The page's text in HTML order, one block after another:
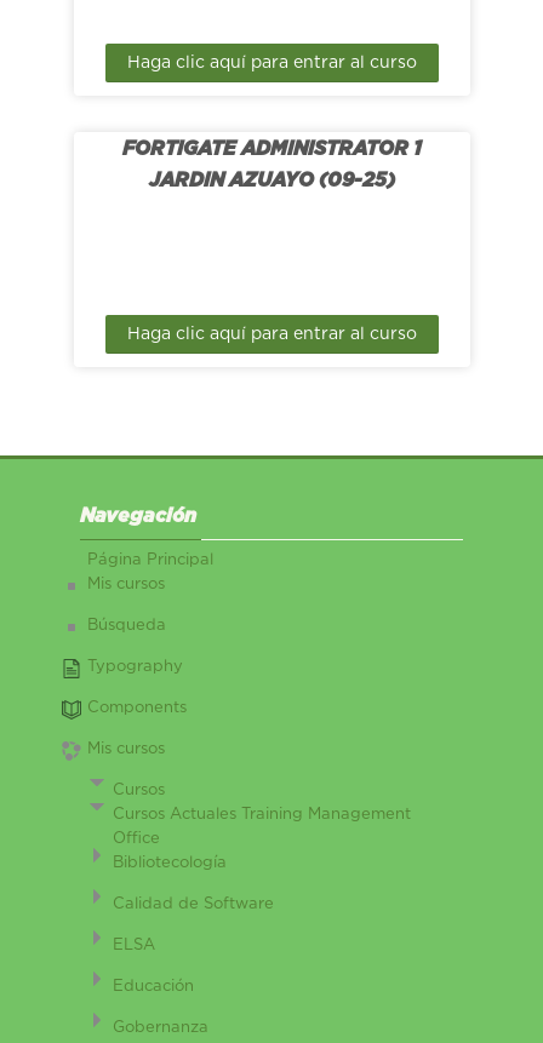
Haga clic aquí para entrar al curso
FORTIGATE ADMINISTRATOR 1
JARDIN AZUAYO (09-25)
Haga clic aquí para entrar al curso
Navegación
Página Principal
Mis cursos
Búsqueda
Typography
Components
Mis cursos
Cursos
Cursos Actuales Training Management
Office
Bibliotecología
Calidad de Software
ELSA
Educación
Gobernanza